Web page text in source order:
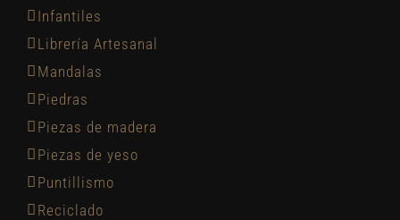
Infantiles
Librería Artesanal
Mandalas
Piedras
Piezas de madera
Piezas de yeso
Puntillismo
Reciclado